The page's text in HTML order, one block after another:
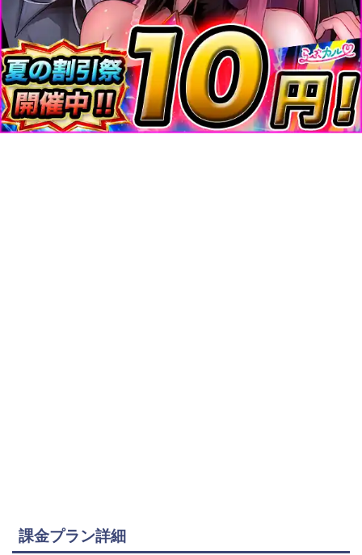
課金プラン詳細